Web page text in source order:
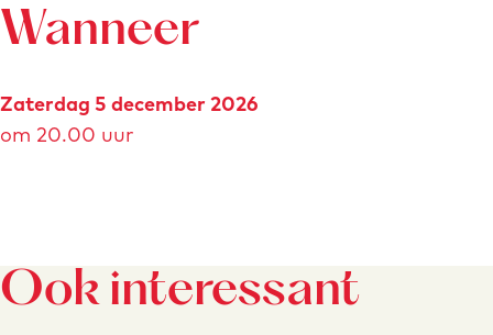
rWanneer
Zaterdag 5 december 2026
om 20.00 uur
Ook interessant